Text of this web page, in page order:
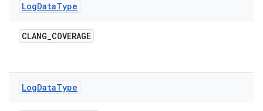
LogDataType
CLANG_COVERAGE
LogDataType